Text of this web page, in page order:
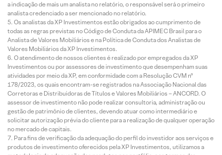
a indicação de mais um analista no relatório, o responsável será o primeiro
analista credenciado a ser mencionado no relatório.
Os analistas da XP Investimentos estão obrigados ao cumprimento de
todas as regras previstas no Código de Conduta da APIMEC Brasil para o
Analista de Valores Mobiliários e na Política de Conduta dos Analistas de
Valores Mobiliários da XP Investimentos.
O atendimento de nossos clientes é realizado por empregados da XP
Investimentos ou por assessores de investimento que desempenham suas
atividades por meio da XP, em conformidade com a Resolução CVM nº
178/2023, os quais encontram-se registrados na Associação Nacional das
Corretoras e Distribuidoras de Títulos e Valores Mobiliários – ANCORD. O
assessor de investimento não pode realizar consultoria, administração ou
gestão de patrimônio de clientes, devendo atuar como intermediário e
solicitar autorização prévia do cliente para a realização de qualquer operação
no mercado de capitais.
Para fins de verificação da adequação do perfil do investidor aos serviços e
produtos de investimento oferecidos pela XP Investimentos, utilizamos a